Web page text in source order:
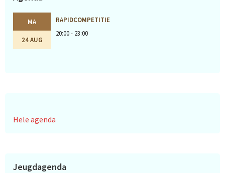
MA
24 AUG
RAPIDCOMPETITIE
20:00 - 23:00
Hele agenda
Jeugdagenda